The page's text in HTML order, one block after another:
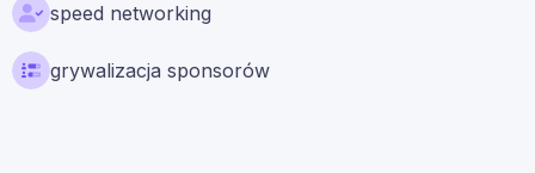
speed networking
grywalizacja sponsorów